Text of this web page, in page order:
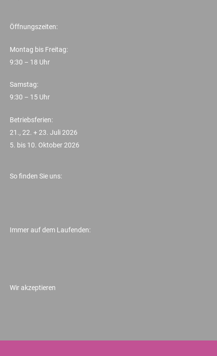
Öffnungszeiten:
Montag bis Freitag:
9:30 – 18 Uhr
Samstag:
9:30 – 15 Uhr
Betriebsferien:
21., 22. + 23. Juli 2026
5. bis 10. Oktober 2026
So finden Sie uns:
Immer auf dem Laufenden:
Wir akzeptieren